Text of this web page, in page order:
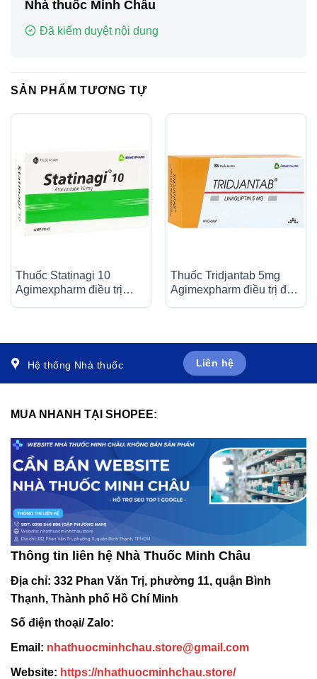
Nhà thuốc Minh Châu
Đã kiểm duyệt nội dung
SẢN PHẨM TƯƠNG TỰ
Thuốc Statinagi 10
Agimexpharm điều trị
tăng cholesterol máu,
Thuốc Tridjantab 5mg
Agimexpharm điều trị đái
tháo đường típ 2 (3 vỉ x
Hệ thống Nhà thuốc Liên hệ
MUA NHANH TẠI SHOPEE:
Thông tin liên hệ Nhà Thuốc Minh Châu
Địa chỉ: 332 Phan Văn Trị, phường 11, quận Bình
Thạnh, Thành phố Hồ Chí Minh
Số điện thoại/ Zalo:
Email: nhathuocminhchau.store@gmail.com
Website: https://nhathuocminhchau.store/